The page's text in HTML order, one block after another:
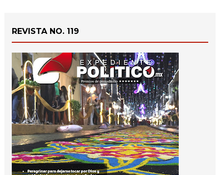
REVISTA NO. 119